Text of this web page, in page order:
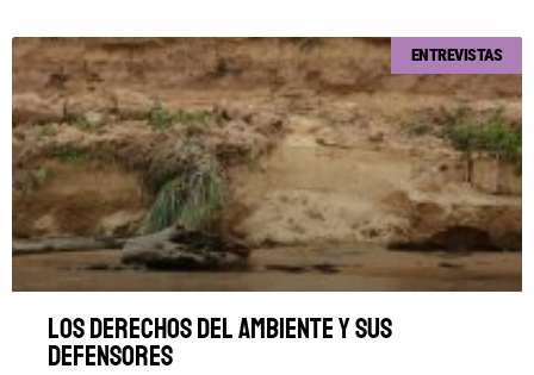
ENTREVISTAS
Los derechos del ambiente y sus
defensores